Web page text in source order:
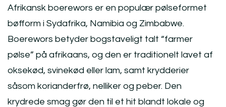
Afrikansk boerewors er en populær pølseformet
bøfform i Sydafrika, Namibia og Zimbabwe.
Boerewors betyder bogstaveligt talt “farmer
pølse” på afrikaans, og den er traditionelt lavet af
oksekød, svinekød eller lam, samt krydderier
såsom korianderfrø, nelliker og peber. Den
krydrede smag gør den til et hit blandt lokale og